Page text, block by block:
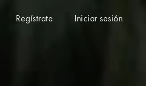
Regístrate Iniciar sesión